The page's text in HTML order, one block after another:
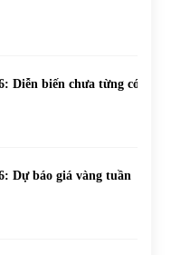
Diễn biến chưa từng có
Dự báo giá vàng tuần